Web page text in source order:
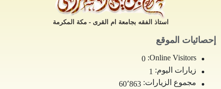
استاذ الفقه بجامعة ام القرى - مكة المكرمة
إحصائيات الموقع
Online Visitors:
0
زيارات اليوم: 1
مجموع الزيارات: 60٬863